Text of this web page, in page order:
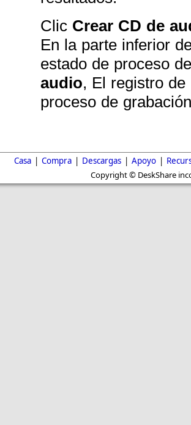
Clic Crear CD de
En la parte inferior
estado de proceso
audio, El registro de
proceso de
Casa | Compra | Descargas | Apoyo |
Copyright © DeskShare